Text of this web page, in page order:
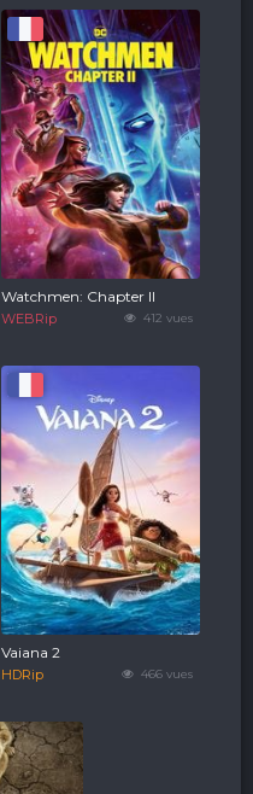
412 vues
Watchmen: Chapter II
WEBRip
466 vues
Vaiana 2
HDRip